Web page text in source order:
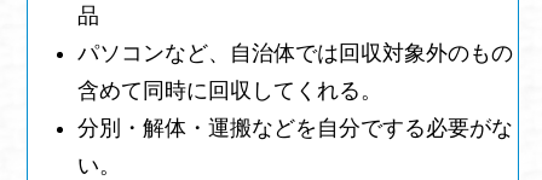
品
パソコンなど、自治体では回収対象外のもの
含めて同時に回収してくれる。
分別・解体・運搬などを自分でする必要がな
い。